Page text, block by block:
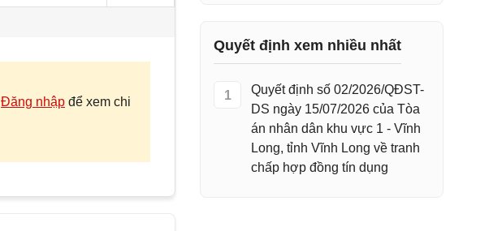
Đăng nhập để xem chi
Quyết định xem nhiều nhất
1
Quyết định số 02/2026/QĐST-
DS ngày 15/07/2026 của Tòa
án nhân dân khu vực 1 - Vĩnh
Long, tỉnh Vĩnh Long về tranh
chấp hợp đồng tín dụng